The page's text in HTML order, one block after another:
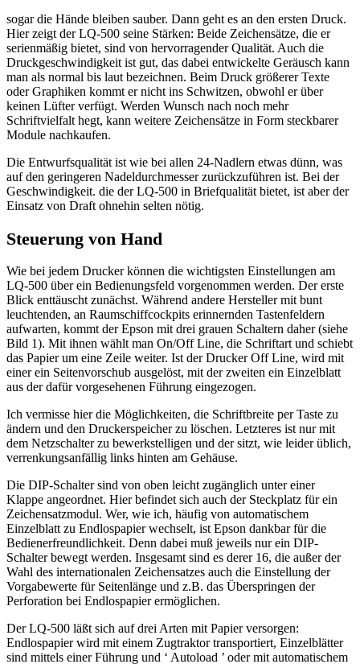
sogar die Hände bleiben sauber. Dann geht es an den ersten Druck.
Hier zeigt der LQ-500 seine Stärken: Beide Zeichensätze, die er
serienmäßig bietet, sind von hervorragender Qualität. Auch die
Druckgeschwindigkeit ist gut, das dabei entwickelte Geräusch kann
man als normal bis laut bezeichnen. Beim Druck größerer Texte
oder Graphiken kommt er nicht ins Schwitzen, obwohl er über
keinen Lüfter verfügt. Werden Wunsch nach noch mehr
Schriftvielfalt hegt, kann weitere Zeichensätze in Form steckbarer
Module nachkaufen.
Die Entwurfsqualität ist wie bei allen 24-Nadlern etwas dünn, was
auf den geringeren Nadeldurchmesser zurückzuführen ist. Bei der
Geschwindigkeit. die der LQ-500 in Briefqualität bietet, ist aber der
Einsatz von Draft ohnehin selten nötig.
Steuerung von Hand
Wie bei jedem Drucker können die wichtigsten Einstellungen am
LQ-500 über ein Bedienungsfeld vorgenommen werden. Der erste
Blick enttäuscht zunächst. Während andere Hersteller mit bunt
leuchtenden, an Raumschiffcockpits erinnernden Tastenfeldern
aufwarten, kommt der Epson mit drei grauen Schaltern daher (siehe
Bild 1). Mit ihnen wählt man On/Off Line, die Schriftart und schiebt
das Papier um eine Zeile weiter. Ist der Drucker Off Line, wird mit
einer ein Seitenvorschub ausgelöst, mit der zweiten ein Einzelblatt
aus der dafür vorgesehenen Führung eingezogen.
Ich vermisse hier die Möglichkeiten, die Schriftbreite per Taste zu
ändern und den Druckerspeicher zu löschen. Letzteres ist nur mit
dem Netzschalter zu bewerkstelligen und der sitzt, wie leider üblich,
verrenkungsanfällig links hinten am Gehäuse.
Die DIP-Schalter sind von oben leicht zugänglich unter einer
Klappe angeordnet. Hier befindet sich auch der Steckplatz für ein
Zeichensatzmodul. Wer, wie ich, häufig von automatischem
Einzelblatt zu Endlospapier wechselt, ist Epson dankbar für die
Bedienerfreundlichkeit. Denn dabei muß jeweils nur ein DIP-
Schalter bewegt werden. Insgesamt sind es derer 16, die außer der
Wahl des internationalen Zeichensatzes auch die Einstellung der
Vorgabewerte für Seitenlänge und z.B. das Überspringen der
Perforation bei Endlospapier ermöglichen.
Der LQ-500 läßt sich auf drei Arten mit Papier versorgen:
Endlospapier wird mit einem Zugtraktor transportiert, Einzelblätter
sind mittels einer Führung und ‘ Autoload ’ oder mit automatischem